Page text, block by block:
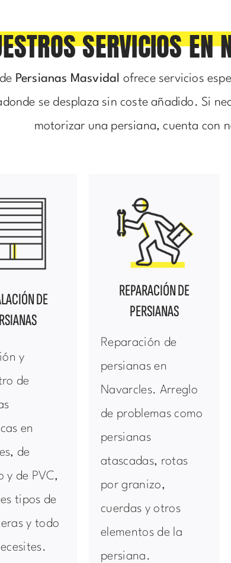
SERVICIOS EN
Persianas Masvidal ofrece servicios
se desplaza sin coste añadido. Si
motorizar una persiana, cuenta con
DE
y
de
en
de
y de PVC,
tipos de
y todo
REPARACIÓN DE
PERSIANAS
Reparación de
persianas en
Navarcles. Arreglo
de problemas como
persianas
atascadas, rotas
por granizo,
cuerdas y otros
elementos de la
persiana.